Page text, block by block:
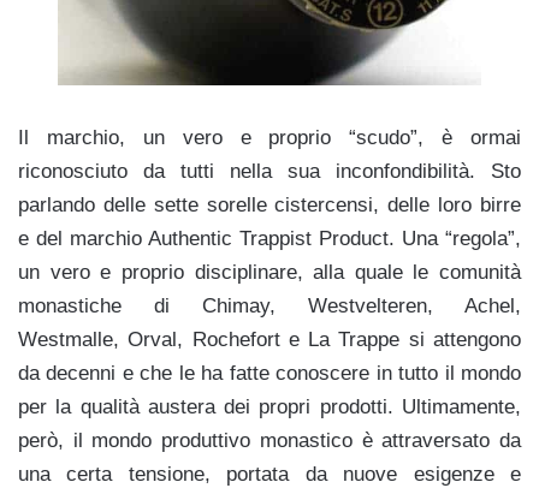
Il marchio, un vero e proprio “scudo”, è ormai
riconosciuto da tutti nella sua inconfondibilità. Sto
parlando delle sette sorelle cistercensi, delle loro birre
e del marchio Authentic Trappist Product. Una “regola”,
un vero e proprio disciplinare, alla quale le comunità
monastiche di Chimay, Westvelteren, Achel,
Westmalle, Orval, Rochefort e La Trappe si attengono
da decenni e che le ha fatte conoscere in tutto il mondo
per la qualità austera dei propri prodotti. Ultimamente,
però, il mondo produttivo monastico è attraversato da
una certa tensione, portata da nuove esigenze e